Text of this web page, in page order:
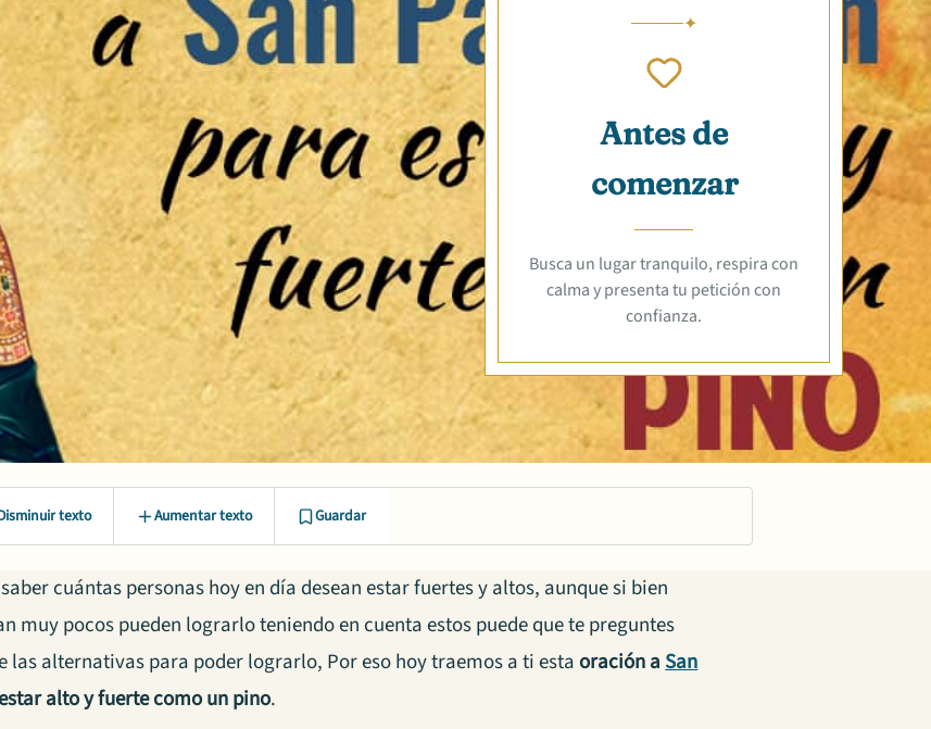
Antes de
comenzar
Busca un lugar tranquilo, respira con
calma y presenta tu petición con
confianza.
texto Aumentar texto Guardar
cuántas personas hoy en día desean estar fuertes y altos, aunque si bien
muy pocos pueden lograrlo teniendo en cuenta estos puede que te preguntes
las alternativas para poder lograrlo, Por eso hoy traemos a ti esta oración aSan
alto y fuerte como un pino.